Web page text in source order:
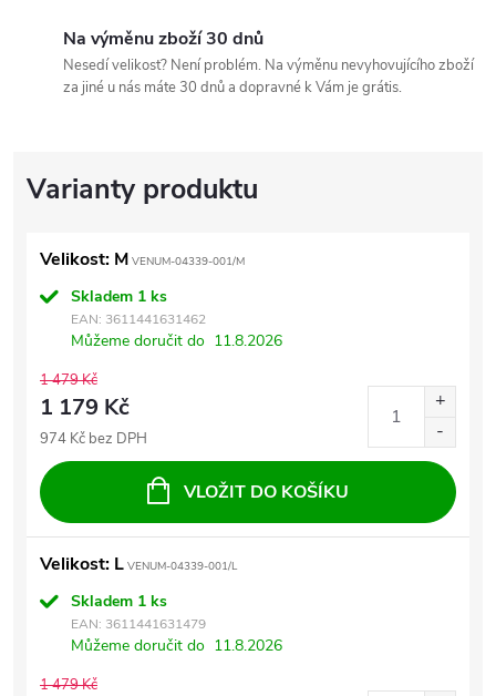
Na výměnu zboží 30 dnů
Nesedí velikost? Není problém. Na výměnu nevyhovujícího zboží
za jiné u nás máte 30 dnů a dopravné k Vám je grátis.
Velikost: M VENUM-04339-001/M
Skladem 1 ks
EAN: 3611441631462
Můžeme doručit do 11.8.2026
1 479 Kč
1 179 Kč
974 Kč bez DPH
VLOŽIT DO KOŠÍKU
Velikost: L VENUM-04339-001/L
Skladem 1 ks
EAN: 3611441631479
Můžeme doručit do 11.8.2026
1 479 Kč